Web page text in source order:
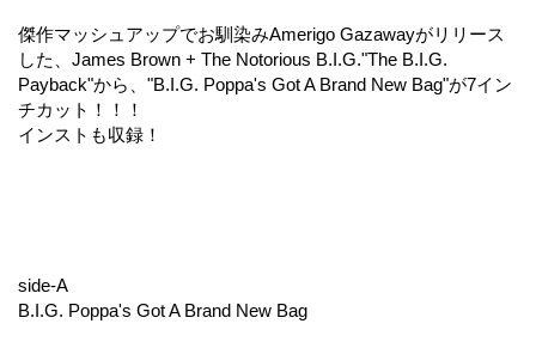
傑作マッシュアップでお馴染みAmerigo Gazawayがリリース
した、James Brown + The Notorious B.I.G."The B.I.G.
Payback"から、"B.I.G. Poppa's Got A Brand New Bag"が7イン
チカット！！！
インストも収録！
side-A
B.I.G. Poppa's Got A Brand New Bag